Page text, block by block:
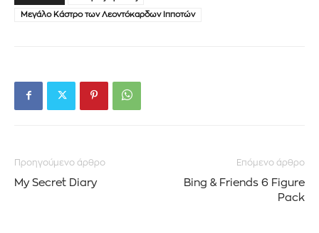
Μεγάλο Κάστρο των Λεοντόκαρδων Ιπποτών
Προηγούμενο άρθρο
My Secret Diary
Επόμενο άρθρο
Bing & Friends 6 Figure
Pack